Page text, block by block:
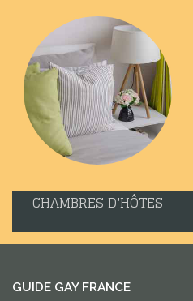
CHAMBRES D'HÔTES
GUIDE GAY FRANCE